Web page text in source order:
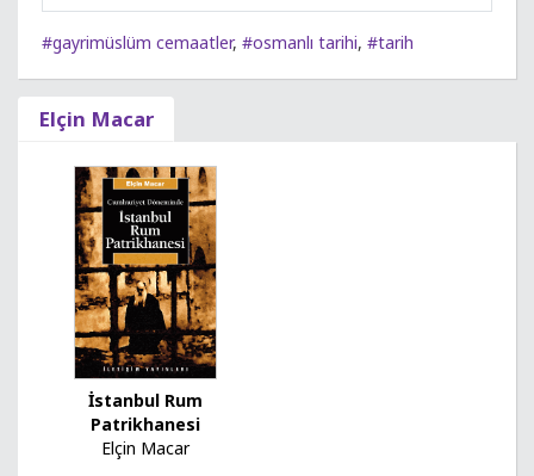
#gayrimüslüm cemaatler, #osmanlı tarihi, #tarih
Elçin Macar
İstanbul Rum
Patrikhanesi
Elçin Macar